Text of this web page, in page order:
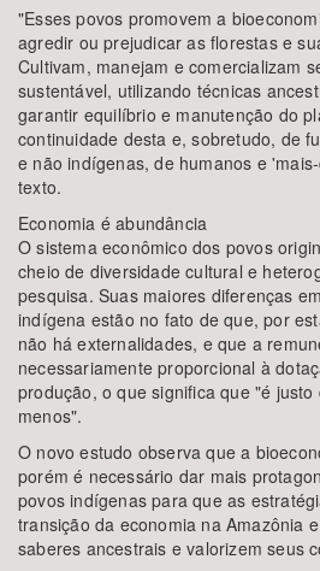
"Esses povos promovem a
agredir ou prejudicar as florestas e
Cultivam, manejam e comercializam
sustentável, utilizando técnicas
garantir equilíbrio e manutenção do
continuidade desta e, sobretudo, de
e não indígenas, de humanos e
texto.
Economia é abundância
O sistema econômico dos povos
cheio de diversidade cultural e
pesquisa. Suas maiores diferenças
indígena estão no fato de que, por
não há externalidades, e que a
necessariamente proporcional à
produção, o que significa que "é
menos".
O novo estudo observa que a
porém é necessário dar mais
povos indígenas para que as
transição da economia na Amazônia
saberes ancestrais e valorizem seus